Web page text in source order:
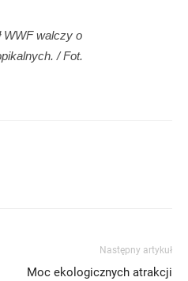
WWF walczy o
/ Fot.
Następny artykuł
Moc ekologicznych atrakcji